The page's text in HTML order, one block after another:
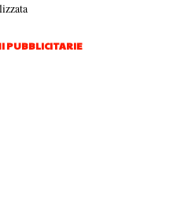
PUBBLICITARIE